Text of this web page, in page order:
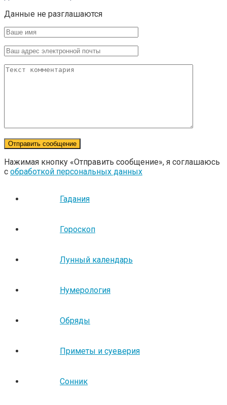
Данные не разглашаются
Нажимая кнопку «Отправить сообщение», я соглашаюсь
с обработкой персональных данных
Гадания
Гороскоп
Лунный календарь
Нумерология
Обряды
Приметы и суеверия
Сонник